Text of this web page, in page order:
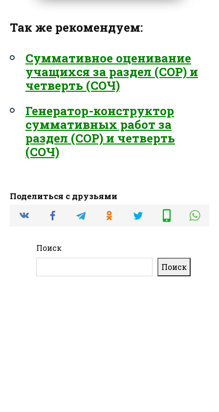
Так же рекомендуем:
Суммативное оценивание
учащихся за раздел (СОР) и
четверть (СОЧ)
Генератор-конструктор
суммативных работ за
раздел (СОР) и четверть
(СОЧ)
Поделиться с друзьями
Поиск
Поиск